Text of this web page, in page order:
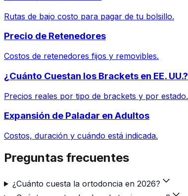
Rutas de bajo costo para pagar de tu bolsillo.
Precio de Retenedores
Costos de retenedores fijos y removibles.
¿Cuánto Cuestan los Brackets en EE. UU.?
Precios reales por tipo de brackets y por estado.
Expansión de Paladar en Adultos
Costos, duración y cuándo está indicada.
Preguntas frecuentes
¿Cuánto cuesta la ortodoncia en 2026?